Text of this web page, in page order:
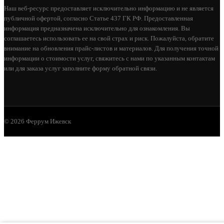
PROFESSIONAL STANDART ROOF
Наш веб-ресурс предоставляет исключительно информацию и не является
публичной офертой, согласно Статье 437 ГК РФ. Предоставленная
информация предназначена исключительно для ознакомления. Вы
соглашаетесь использовать ее на свой страх и риск. Пожалуйста, обратите
внимание на обновления прайс-листов и материалов. Для получения точной
информации о стоимости услуг, свяжитесь с нами по указанным контактам
или для заказа услуг заполните форму обратной связи.
© 2026 Феррум Ижевск